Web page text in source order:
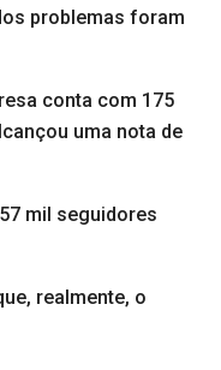
problemas foram
conta com 175
uma nota de
mil seguidores
realmente, o